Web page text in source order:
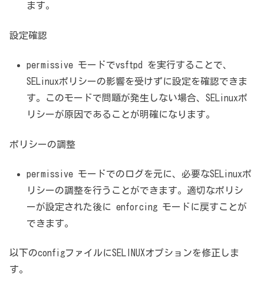
ます。
設定確認
permissive モードでvsftpd を実行することで、
SELinuxポリシーの影響を受けずに設定を確認できま
す。このモードで問題が発生しない場合、SELinuxポ
リシーが原因であることが明確になります。
ポリシーの調整
permissive モードでのログを元に、必要なSELinuxポ
リシーの調整を行うことができます。適切なポリシ
ーが設定された後に enforcing モードに戻すことが
できます。
以下のconfigファイルにSELINUXオプションを修正しま
す。